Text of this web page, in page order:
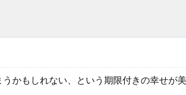
かもしれない、という期限付きの幸せ